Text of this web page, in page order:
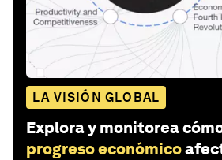
LA VISIÓN GLOBAL
Explora y monitorea
progreso económico